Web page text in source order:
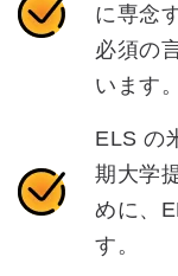
に専念
必須の
います。
ELS の
期大学
めに、
す。